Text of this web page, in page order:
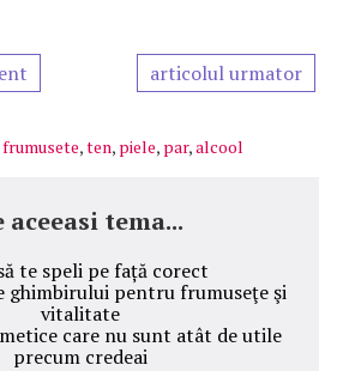
articolul urmator
frumusete,ten, piele, par,alcool
aceeasi tema...
te speli pe față corect
ghimbirului pentru frumuseţe şi
vitalitate
care nu sunt atât de utile
precum credeai